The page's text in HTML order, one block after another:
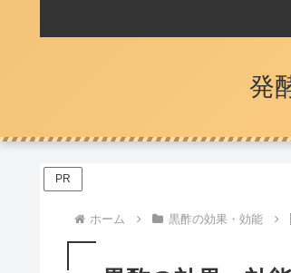
発
PR
ホーム 黒酢の効果・効能